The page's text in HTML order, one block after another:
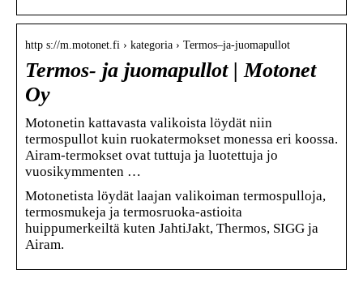
http s://m.motonet.fi › kategoria › Termos–ja-juomapullot
Termos- ja juomapullot | Motonet
Oy
Motonetin kattavasta valikoista löydät niin
termospullot kuin ruokatermokset monessa eri koossa.
Airam-termokset ovat tuttuja ja luotettuja jo
vuosikymmenten …
Motonetista löydät laajan valikoiman termospulloja,
termosmukeja ja termosruoka-astioita
huippumerkeiltä kuten JahtiJakt, Thermos, SIGG ja
Airam.